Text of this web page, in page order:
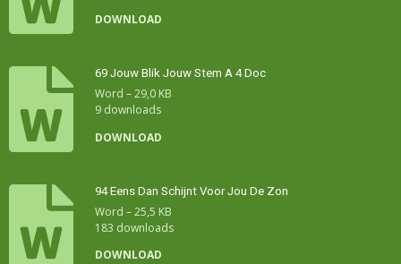
DOWNLOAD
69 Jouw Blik Jouw Stem A 4 Doc
Word – 29,0 KB
9 downloads
DOWNLOAD
94 Eens Dan Schijnt Voor Jou De Zon
Word – 25,5 KB
183 downloads
DOWNLOAD